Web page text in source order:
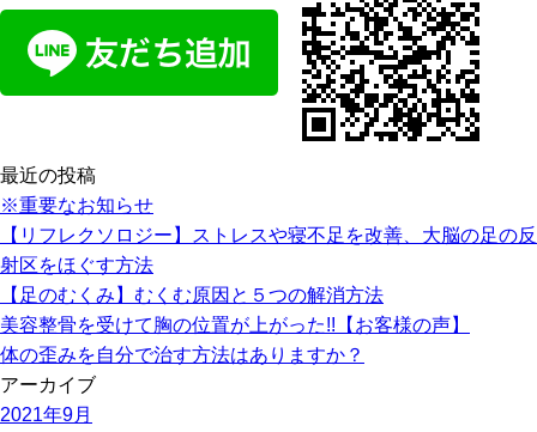
b
o
o
最近の投稿
※重要なお知らせ
【リフレクソロジー】ストレスや寝不足を改善、大脳の足の反
射区をほぐす方法
【足のむくみ】むくむ原因と５つの解消方法
美容整骨を受けて胸の位置が上がった!!【お客様の声】
体の歪みを自分で治す方法はありますか？
アーカイブ
2021年9月